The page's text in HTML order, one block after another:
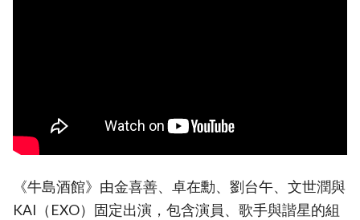
《牛島酒館》由金喜善、卓在勳、劉台午、文世潤與
KAI（EXO）固定出演，包含演員、歌手與諧星的組